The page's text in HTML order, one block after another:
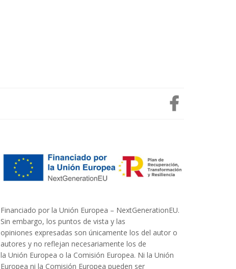
Financiado por la Unión Europea – NextGenerationEU.
Sin embargo, los puntos de vista y las
opiniones expresadas son únicamente los del autor o
autores y no reflejan necesariamente los de
la Unión Europea o la Comisión Europea. Ni la Unión
Europea ni la Comisión Europea pueden ser